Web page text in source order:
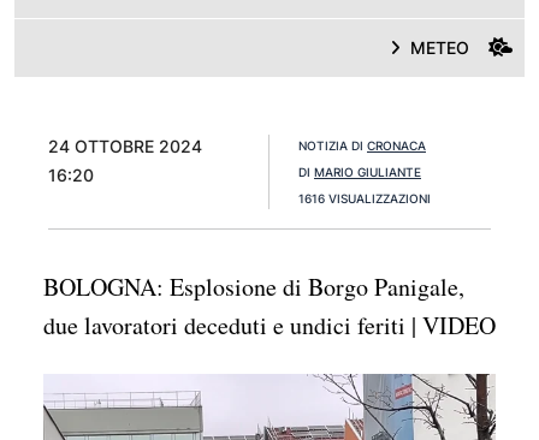
METEO
24 OTTOBRE 2024
16:20
NOTIZIA DI CRONACA
DI MARIO GIULIANTE
1616 VISUALIZZAZIONI
BOLOGNA: Esplosione di Borgo Panigale,
due lavoratori deceduti e undici feriti | VIDEO